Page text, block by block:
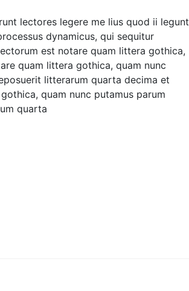
lectores legere me lius quod ii legunt
dynamicus, qui sequitur
est notare quam littera gothica,
quam littera gothica, quam nunc
litterarum quarta decima et
quam nunc putamus parum
quarta